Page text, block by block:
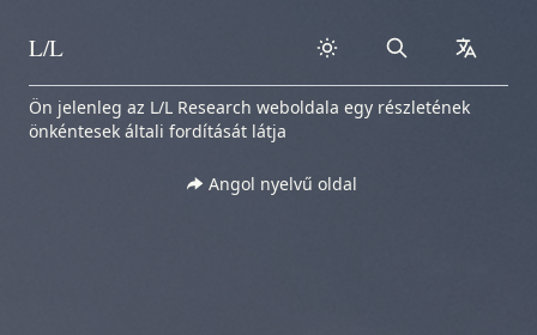
Skip to content
L/L Search
Ön jelenleg az L/L Research weboldala egy részletének
önkéntesek általi fordítását látja
Angol nyelvű oldal